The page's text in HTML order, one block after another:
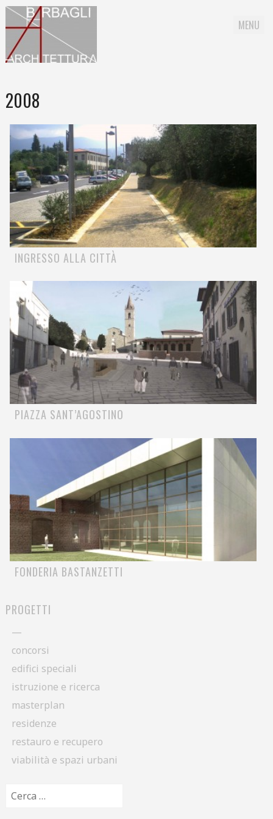
MENU
2008
INGRESSO ALLA CITTÀ
PIAZZA SANT’AGOSTINO
FONDERIA BASTANZETTI
PROGETTI
—
concorsi
edifici speciali
istruzione e ricerca
masterplan
residenze
restauro e recupero
viabilità e spazi urbani
Ricerca per: